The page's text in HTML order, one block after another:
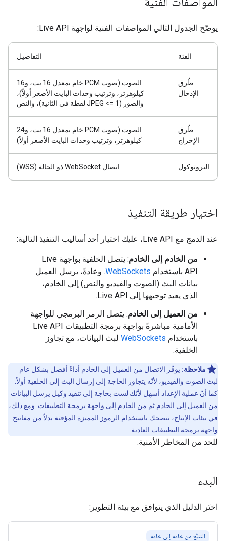
يوضّح الجدول التالي المواصفات الفنية لواجهة Live API:
الفئة التفاصيل
طُرق
الإدخال
الصوت (صوت PCM خام بمعدل 16 بت، و16
كيلوهرتز، وترتيب وحدات البايت الأصغر أولاً)،
والصور (JPEG <= 1 لقطة في الثانية)، والنص
طُرق
الإخراج
الصوت (صوت PCM خام بمعدل 16 بت، و24
كيلوهرتز، وترتيب وحدات البايت الأصغر أولاً)
البروتوكول اتصال WebSocket ذو الحالة (WSS)
اختيار طريقة التنفيذ
عند الدمج مع Live API، عليك اختيار أحد أساليب التنفيذ التالية:
من الخادم إلى الخادم
: يتصل الخلفية بواجهة Live
API باستخدام
WebSockets. وعادةً، يرسل العميل
بيانات البث (الصوت والفيديو والنص) إلى الخادم،
الذي يعيد توجيهها إلى Live API.
من العميل إلى الخادم: يتصل الرمز البرمجي للواجهة
الأمامية مباشرةً بواجهة برمجة التطبيقات Live API
باستخدام WebSockets لبث البيانات، مع تجاوز
الخلفية.
ملاحظة: يوفّر الاتصال من العميل إلى الخادم أداءً أفضل بشكل عام
لبث الصوت والفيديو، لأنّه يتجاوز الحاجة إلى إرسال البث إلى الخلفية أولاً.
كما أنّ عملية الإعداد أسهل لأنّك لست بحاجة إلى تنفيذ وكيل يرسل البيانات
من العميل إلى الخادم ثم من الخادم إلى واجهة برمجة التطبيقات. ومع ذلك،
في بيئات الإنتاج، ننصحك باستخدام الرموز المميزة المؤقتة بدلاً من مفاتيح
واجهة برمجة التطبيقات العادية
للحد من المخاطر الأمنية.
البدء
اختَر الدليل الذي يتوافق مع بيئة التطوير:
التتبُّع من خادم إلى خادم